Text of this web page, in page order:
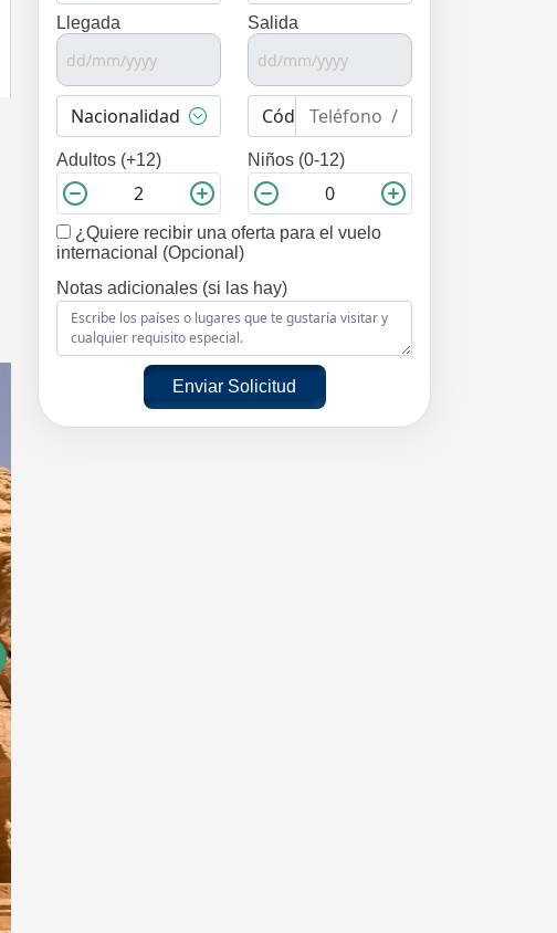
Llegada Salida
Adultos (+12) Niños (0-12)
¿Quiere recibir una oferta para el vuelo
internacional (Opcional)
Notas adicionales (si las hay)
Enviar Solicitud